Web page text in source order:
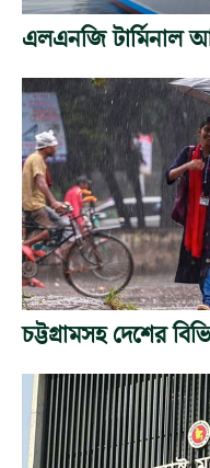
এলএনজি টার্মিনাল
চট্টগ্রামসহ দেশের